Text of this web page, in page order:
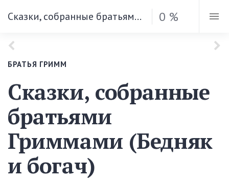
Сказки, собранные братьями Гриммами (Бедняк и богач) 0 %
БРАТЬЯ ГРИММ
Сказки, собранные
братьями
Гриммами (Бедняк
и богач)